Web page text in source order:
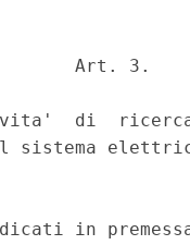
Art. 3.
di
sistema
in